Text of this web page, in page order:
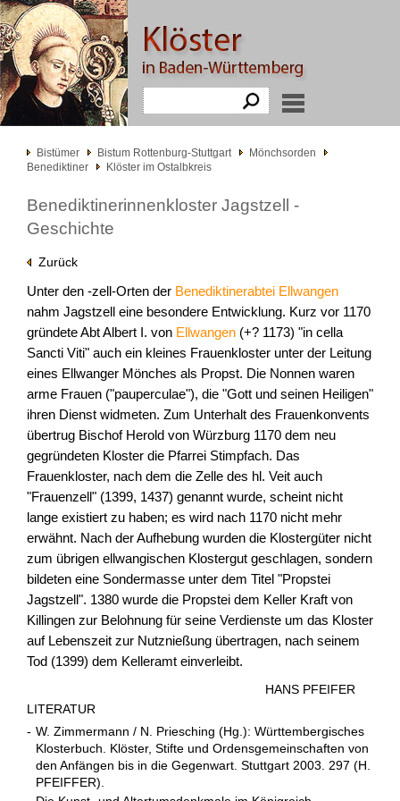
Bistümer Bistum Rottenburg-Stuttgart
Mönchsorden
Benediktiner
Klöster im Ostalbkreis
Benediktinerinnenkloster Jagstzell -
Geschichte
Zurück
Unter den -zell-Orten der Benediktinerabtei Ellwangen
nahm Jagstzell eine besondere Entwicklung. Kurz vor 1170
gründete Abt Albert I. von Ellwangen (+? 1173) "in cella
Sancti Viti" auch ein kleines Frauenkloster unter der Leitung
eines Ellwanger Mönches als Propst. Die Nonnen waren
arme Frauen ("pauperculae"), die "Gott und seinen Heiligen"
ihren Dienst widmeten. Zum Unterhalt des Frauenkonvents
übertrug Bischof Herold von Würzburg 1170 dem neu
gegründeten Kloster die Pfarrei Stimpfach. Das
Frauenkloster, nach dem die Zelle des hl. Veit auch
"Frauenzell" (1399, 1437) genannt wurde, scheint nicht
lange existiert zu haben; es wird nach 1170 nicht mehr
erwähnt. Nach der Aufhebung wurden die Klostergüter nicht
zum übrigen ellwangischen Klostergut geschlagen, sondern
bildeten eine Sondermasse unter dem Titel "Propstei
Jagstzell". 1380 wurde die Propstei dem Keller Kraft von
Killingen zur Belohnung für seine Verdienste um das Kloster
auf Lebenszeit zur Nutznießung übertragen, nach seinem
Tod (1399) dem Kelleramt einverleibt.
HANS PFEIFER
LITERATUR
- W. Zimmermann / N. Priesching (Hg.): Württembergisches
Klosterbuch. Klöster, Stifte und Ordensgemeinschaften von
den Anfängen bis in die Gegenwart. Stuttgart 2003. 297 (H.
PFEIFFER).